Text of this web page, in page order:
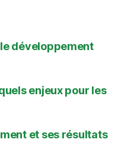
développement
enjeux pour les
et ses résultats